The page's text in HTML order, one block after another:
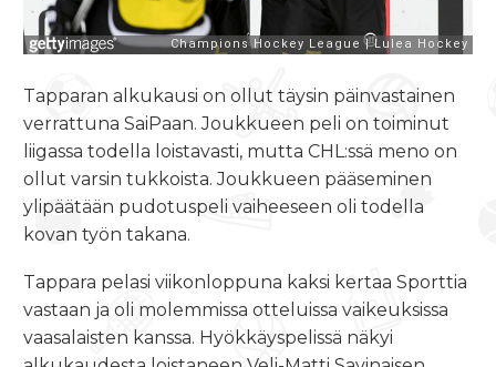
Tapparan alkukausi on ollut täysin päinvastainen
verrattuna SaiPaan. Joukkueen peli on toiminut
liigassa todella loistavasti, mutta CHL:ssä meno on
ollut varsin tukkoista. Joukkueen pääseminen
ylipäätään pudotuspeli vaiheeseen oli todella
kovan työn takana.
Tappara pelasi viikonloppuna kaksi kertaa Sporttia
vastaan ja oli molemmissa otteluissa vaikeuksissa
vaasalaisten kanssa. Hyökkäyspelissä näkyi